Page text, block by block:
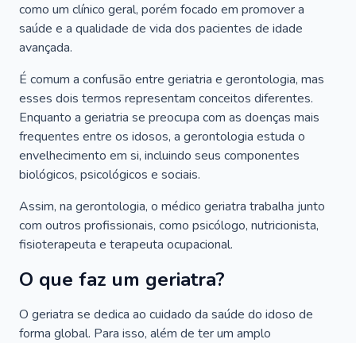
como um clínico geral, porém focado em promover a
saúde e a qualidade de vida dos pacientes de idade
avançada.
É comum a confusão entre geriatria e gerontologia, mas
esses dois termos representam conceitos diferentes.
Enquanto a geriatria se preocupa com as doenças mais
frequentes entre os idosos, a gerontologia estuda o
envelhecimento em si, incluindo seus componentes
biológicos, psicológicos e sociais.
Assim, na gerontologia, o médico geriatra trabalha junto
com outros profissionais, como psicólogo, nutricionista,
fisioterapeuta e terapeuta ocupacional.
O que faz um geriatra?
O geriatra se dedica ao cuidado da saúde do idoso de
forma global. Para isso, além de ter um amplo